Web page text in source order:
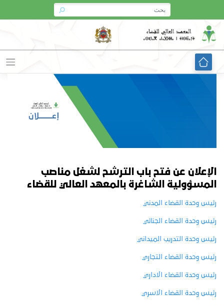
content
الإعلان عن فتح باب الترشح لشغل مناصب
المسؤولية الشاغرة بالمعهد العالي للقضاء
رئيس وحدة القضاء المدني
رئيس وحدة القضاء الجنائي
رئيس وحدة التدريب الميداني
رئيس وحدة القضاء التجاري
رئيس وحدة القضاء الاداري
رئيس وحدة القضاء الاسري